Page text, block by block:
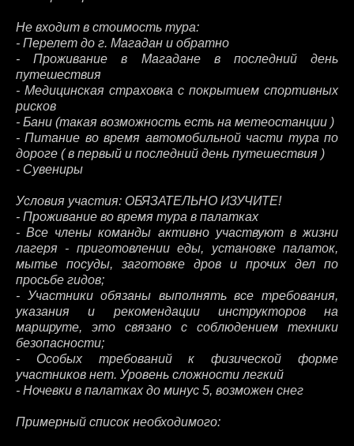
Не входит в стоимость тура:
- Перелет до г. Магадан и обратно
- Проживание в Магадане в последний день
путешествия
- Медицинская страховка с покрытием спортивных
рисков
- Бани (такая возможность есть на метеостанции )
- Питание во время автомобильной части тура по
дороге ( в первый и последний день путешествия )
- Сувениры
Условия участия: ОБЯЗАТЕЛЬНО ИЗУЧИТЕ!
- Проживание во время тура в палатках
- Все члены команды активно участвуют в жизни
лагеря - приготовлении еды, установке палаток,
мытье посуды, заготовке дров и прочих дел по
просьбе гидов;
- Участники обязаны выполнять все требования,
указания и рекомендации инструкторов на
маршруте, это связано с соблюдением техники
безопасности;
- Особых требований к физической форме
участников нет. Уровень сложности легкий
- Ночевки в палатках до минус 5, возможен снег
Примерный список необходимого: